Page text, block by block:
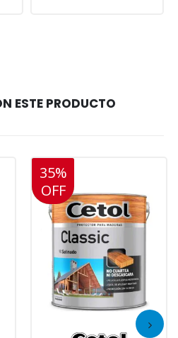
35%
OFF
20%
OFF